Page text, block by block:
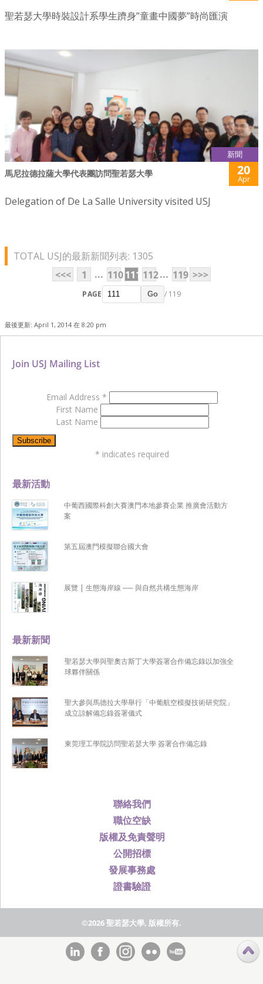
聖若瑟大學時裝設計系學生躋身”童畫中國夢”時尚匯演
新聞
馬尼拉德拉薩大學代表團訪問聖若瑟大學 20
Apr
Delegation of De La Salle University visited USJ
TOTAL USJ的最新新聞列表: 1305
<<<
1 ... 110111 112... 119 >>>
PAGE Go / 119
最後更新: April 1, 2014 在 8:20 pm
聯絡我們
職位空缺
版權及免責聲明
公開招標
發展事務處
證書驗證
最新新聞
聖若瑟大學與聖奧古斯丁大學簽署合作備忘錄以加強全
球夥伴關係
聖大參與馬德拉大學舉行「中葡航空模擬技術研究院」
成立諒解備忘錄簽署儀式
東莞理工學院訪問聖若瑟大學 簽署合作備忘錄
最新活動
中葡西國際科創大賽澳門本地參賽企業 推廣會活動方
案
第五屆澳門模擬聯合國大會
展覽 | 生態海岸線 ── 與自然共構生態海岸
Join USJ Mailing List
Email Address *
First Name
Last Name
* indicates required
©2026 聖若瑟大學, 版權所有.